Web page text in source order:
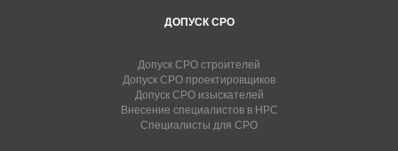
ДОПУСК СРО
Допуск СРО строителей
Допуск СРО проектировщиков
Допуск СРО изыскателей
Внесение специалистов в НРС
Специалисты для СРО